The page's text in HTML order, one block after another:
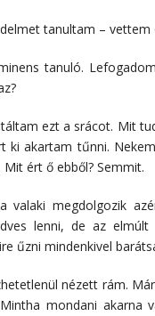
tanultam –
tanuló.
ezt a srácot. Mit
ki akartam tűnni.
ért ő ebből? Semmit.
valaki megdolgozik
lenni, de az
űzni mindenkivel
nézett rám.
mondani akarna